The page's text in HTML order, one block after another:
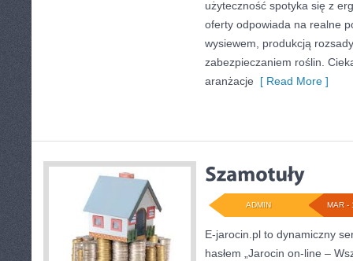
użyteczność spotyka się z
oferty odpowiada na realne
wysiewem, produkcją
zabezpieczaniem roślin.
aranżacje [ Read More ]
MAR -
ADMIN
E-jarocin.pl to dynamiczny
hasłem „Jarocin on-line –